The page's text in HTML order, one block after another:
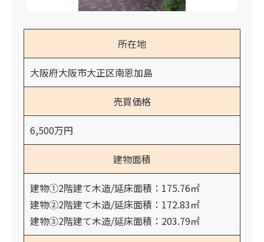
所在地
大阪府大阪市大正区南恩加島
売買価格
6,500万円
建物面積
建物①2階建て木造/延床面積：175.76㎡
建物②2階建て木造/延床面積：172.83㎡
建物③2階建て木造/延床面積：203.79㎡